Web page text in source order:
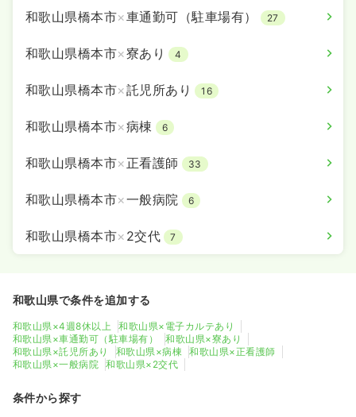
和歌山県橋本市×車通勤可（駐車場有） 27
和歌山県橋本市×寮あり 4
和歌山県橋本市×託児所あり 16
和歌山県橋本市×病棟 6
和歌山県橋本市× 正看護師 33
和歌山県橋本市×一般病院 6
和歌山県橋本市× 2交代 7
和歌山県で条件を追加する
和歌山県×4週8休以上
和歌山県×電子カルテあり
和歌山県×車通勤可（駐車場有）
和歌山県×寮あり
和歌山県×託児所あり
和歌山県×病棟
和歌山県×正看護師
和歌山県×一般病院
和歌山県×2交代
条件から探す